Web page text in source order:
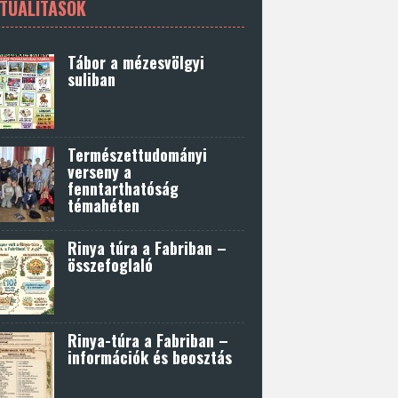
Tábor a mézesvölgyi
suliban
Természettudományi
verseny a
fenntarthatóság
témahéten
Rinya túra a Fabriban –
összefoglaló
Rinya-túra a Fabriban –
információk és beosztás